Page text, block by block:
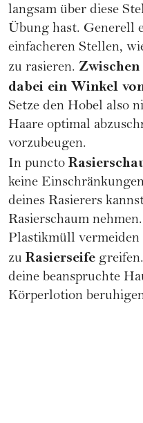
langsam über diese
Übung hast. Generell
einfacheren Stellen,
zu rasieren.
dabei ein Winkel
Setze den Hobel also
Haare optimal
vorzubeugen.
In puncto
keine
deines Rasierers
Rasierschaum
Plastikmüll
zu Rasierseife
deine beanspruchte
Körperlotion